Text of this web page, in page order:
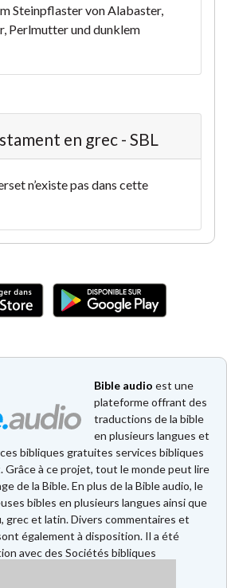
Steinpflaster von Alabaster,
Perlmutter und dunklem
en grec - SBL
n’existe pas dans cette
Bible audio est une
plateforme offrant des
traductions de la bible
en plusieurs langues et
bibliques gratuites services bibliques
à ce projet, tout le monde peut lire
de la Bible. En plus de la Bible audio, le
bibles en plusieurs langues ainsi que
grec et latin. Divers commentaires et
également à disposition. Il a été
avec des Sociétés bibliques